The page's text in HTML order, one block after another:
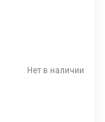
Нет в наличии